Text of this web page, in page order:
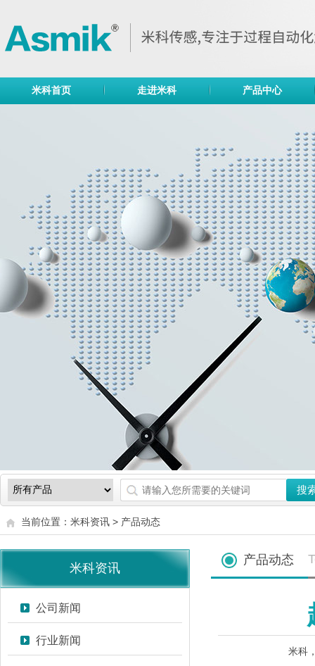
米科首页 走进米科 产品中心
当前位置： 米科资讯 > 产品动态
米科资讯
公司新闻
行业新闻
产品动态
米科